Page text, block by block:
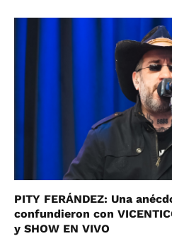
PITY FERÁNDEZ: Una
confundieron con
y SHOW EN VIVO